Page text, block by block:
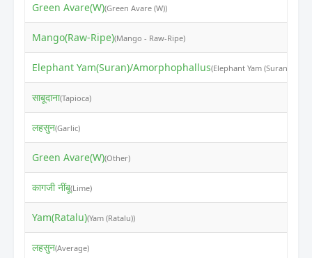
Green Avare(W)(Green Avare (W))
Mango(Raw-Ripe)(Mango - Raw-Ripe)
Elephant Yam(Suran)/Amorphophallus(Elephant Yam (Suran))
साबूदाना(Tapioca)
लहसुन(Garlic)
Green Avare(W)(Other)
कागजी नींबू(Lime)
Yam(Ratalu)(Yam (Ratalu))
लहसुन(Average)